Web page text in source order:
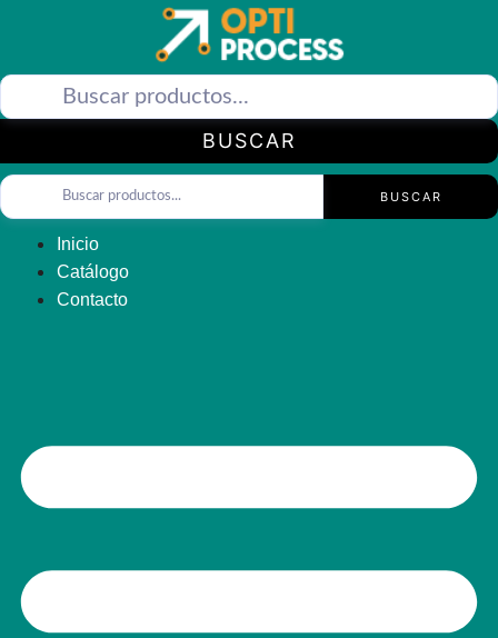
BUSCAR
BUSCAR
Inicio
Catálogo
Contacto